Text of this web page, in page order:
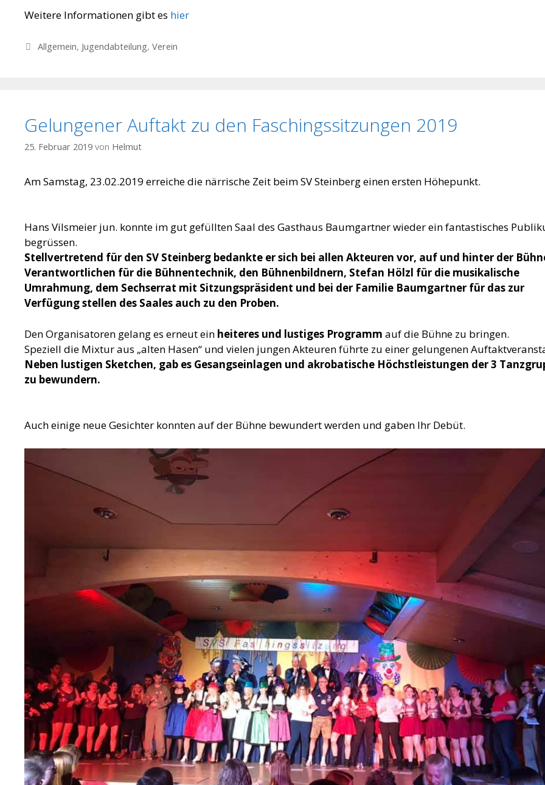
Weitere Informationen gibt es hier
Kategorien
Allgemein, Jugendabteilung, Verein
Gelungener Auftakt zu den Faschingssitzungen 2019
25. Februar 2019 von Helmut
Am Samstag, 23.02.2019 erreiche die närrische Zeit beim SV Steinberg einen ersten Höhepunkt.
Hans Vilsmeier jun. konnte im gut gefüllten Saal des Gasthaus Baumgartner wieder ein fantastisches
begrüssen.
Stellvertretend für den SV Steinberg bedankte er sich bei allen Akteuren vor, auf und hinter der
Verantwortlichen für die Bühnentechnik, den Bühnenbildnern, Stefan Hölzl für die musikalische
Umrahmung, dem Sechserrat mit Sitzungspräsident und bei der Familie Baumgartner für das zur
Verfügung stellen des Saales auch zu den Proben.
Den Organisatoren gelang es erneut ein heiteres und lustiges Programm auf die Bühne zu bringen.
Speziell die Mixtur aus „alten Hasen“ und vielen jungen Akteuren führte zu einer gelungenen
Neben lustigen Sketchen, gab es Gesangseinlagen und akrobatische Höchstleistungen der 3
zu bewundern.
Auch einige neue Gesichter konnten auf der Bühne bewundert werden und gaben Ihr Debüt.